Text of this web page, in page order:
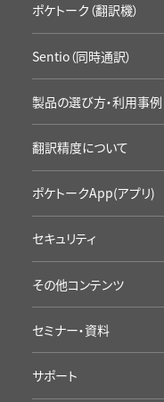
ポケトーク（翻訳機）
アクセサリ・保証
通信SIMの延長
お試し・レンタル
Sentio（同時通訳）
導入事例
カンファレンスに
学校の授業に
製品の選び方・利用事例
学校の事例
翻訳精度について
ポケトークApp(アプリ)
Google Playへ
アプリ評価を見る
セキュリティ
その他コンテンツ
ポケトーク徹底検証
セミナー・資料
サポート